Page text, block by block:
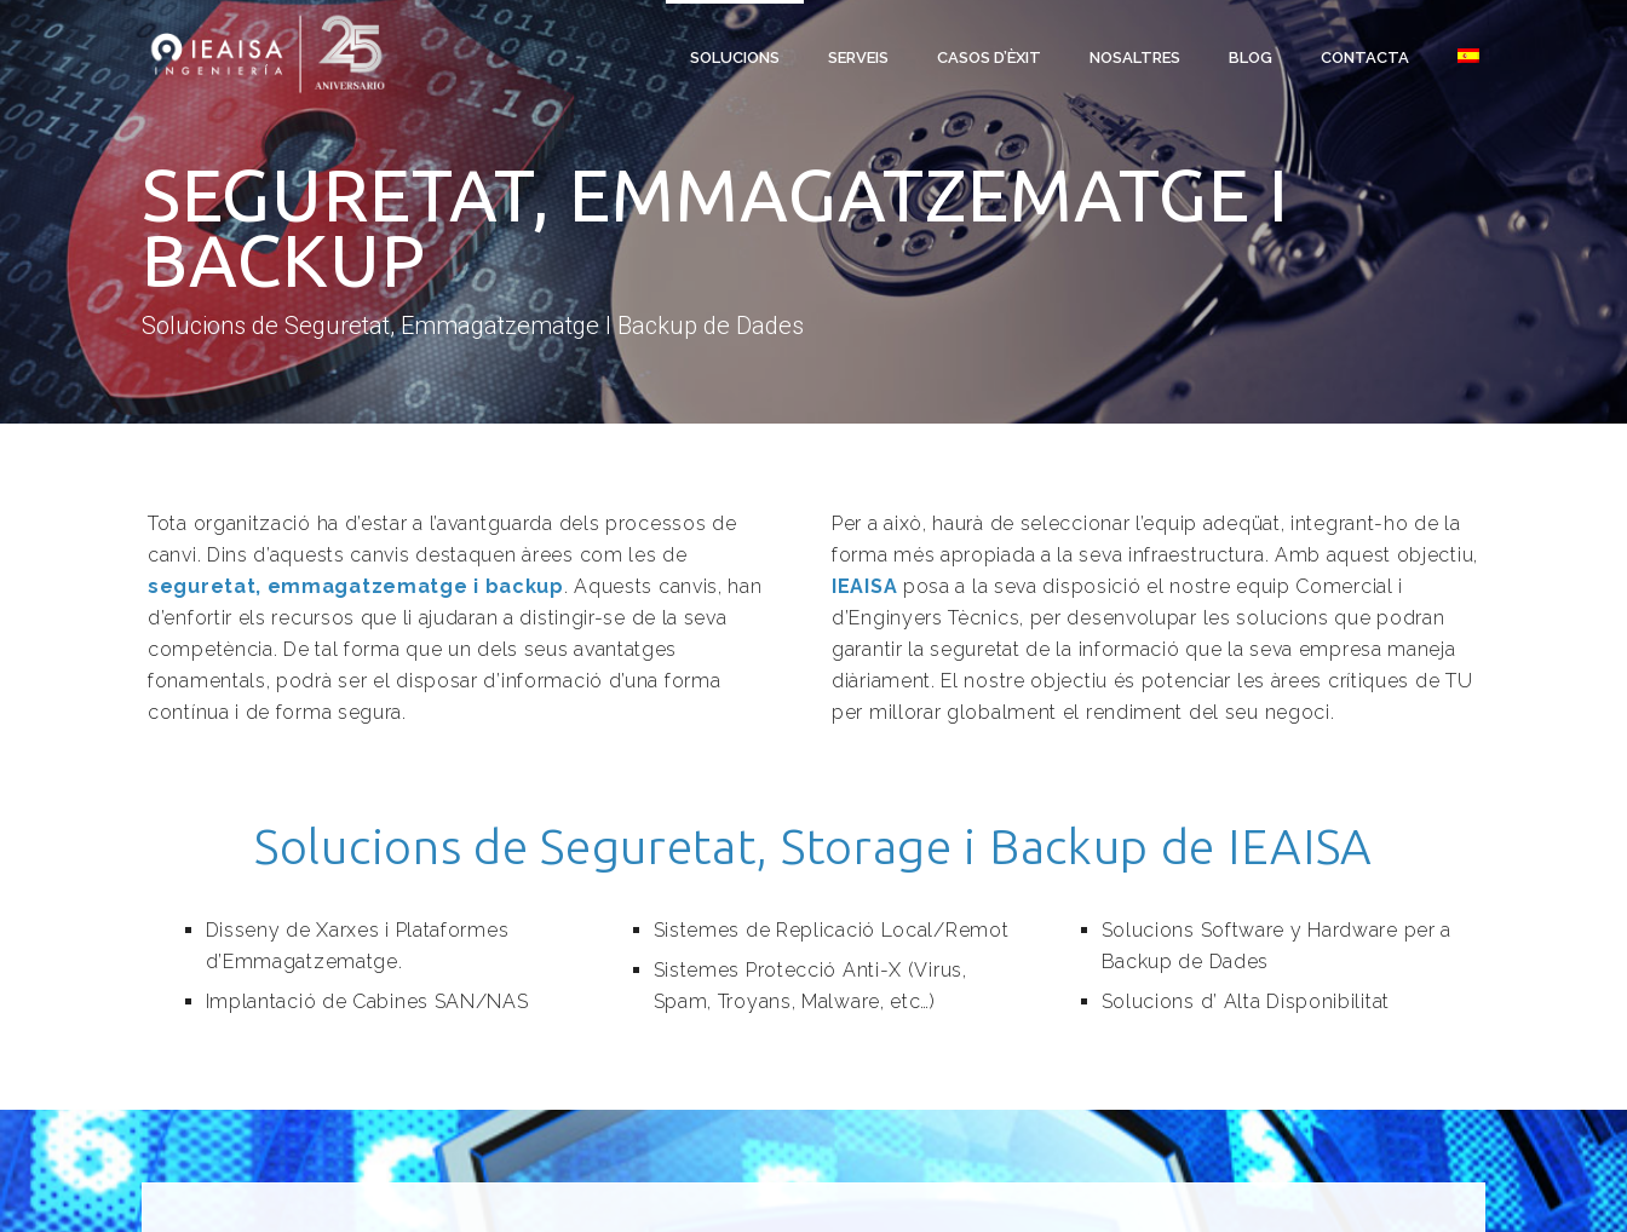
SOLUCIONS SERVEIS CASOS D’ÈXIT NOSALTRES BLOG CONTACTA
SEGURETAT, EMMAGATZEMATGE I
BACKUP
Solucions de Seguretat, Emmagatzematge I Backup de Dades
Tota organització ha d’estar a l’avantguarda dels processos de
canvi. Dins d’aquests canvis destaquen àrees com les de
seguretat, emmagatzematge i backup. Aquests canvis, han
d’enfortir els recursos que li ajudaran a distingir-se de la seva
competència. De tal forma que un dels seus avantatges
fonamentals, podrà ser el disposar d’informació d’una forma
contínua i de forma segura.
Per a això, haurà de seleccionar l’equip adeqüat, integrant-ho de la
forma més apropiada a la seva infraestructura. Amb aquest objectiu,
IEAISA posa a la seva disposició el nostre equip Comercial i
d’Enginyers Tècnics, per desenvolupar les solucions que podran
garantir la seguretat de la informació que la seva empresa maneja
diàriament. El nostre objectiu és potenciar les àrees crítiques de TU
per millorar globalment el rendiment del seu negoci.
Solucions de Seguretat, Storage i Backup de IEAISA
Disseny de Xarxes i Plataformes
d’Emmagatzematge.
Implantació de Cabines SAN/NAS
Sistemes de Replicació Local/Remot
Sistemes Protecció Anti-X (Virus,
Spam, Troyans, Malware, etc…)
Solucions Software y Hardware per a
Backup de Dades
Solucions d’ Alta Disponibilitat